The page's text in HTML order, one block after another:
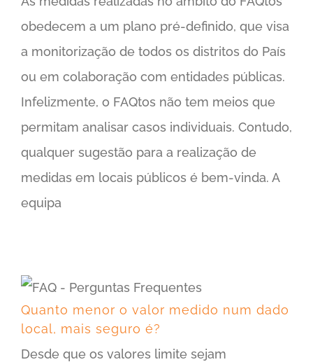
obedecem a um plano pré-definido, que visa
a monitorização de todos os distritos do País
ou em colaboração com entidades públicas.
Infelizmente, o FAQtos não tem meios que
permitam analisar casos individuais. Contudo,
qualquer sugestão para a realização de
medidas em locais públicos é bem-vinda. A
equipa
Quanto menor o valor medido num dado
local, mais seguro é?
Desde que os valores limite sejam